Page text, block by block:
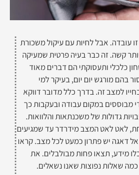
עובדה. אבל לחיות עם עיקול משכורת
קשה. זה כבר בעיה פרטית שמעיקה
כלכלי ותעסוקתי הם דברים מאוד
בהם מורגש יום יום, בעיקר למי
למצב זה. בדרך כלל מדובר דווקא
מבוססים במקום עבודה ובעקבות כך
גדולות של משכנתאות והלוואות.
לאט לאט המצב מידרדר עד שמגיעים
דאגה יש פתרון כמעט לכל מצב. קראו
מידע, תצאו פחות מבולבלים. את
שאלות נפוצות שאנו נשאלים.